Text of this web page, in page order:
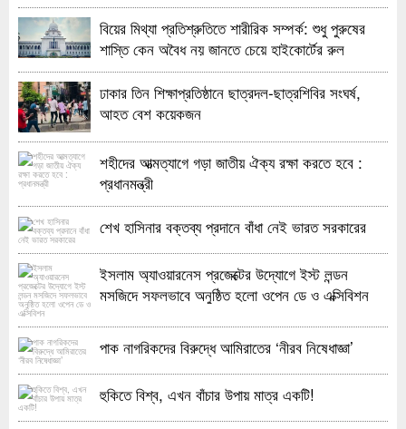
বিয়ের মিথ্যা প্রতিশ্রুতিতে শারীরিক সম্পর্ক: শুধু পুরুষের
শাস্তি কেন অবৈধ নয় জানতে চেয়ে হাইকোর্টের রুল
ঢাকার তিন শিক্ষাপ্রতিষ্ঠানে ছাত্রদল-ছাত্রশিবির সংঘর্ষ,
আহত বেশ কয়েকজন
শহীদের আত্মত্যাগে গড়া জাতীয় ঐক্য রক্ষা করতে হবে :
প্রধানমন্ত্রী
শেখ হাসিনার বক্তব্য প্রদানে বাঁধা নেই ভারত সরকারের
ইসলাম অ্যাওয়ারনেস প্রজেক্টের উদ্যোগে ইস্ট লন্ডন
মসজিদে সফলভাবে অনুষ্ঠিত হলো ওপেন ডে ও এক্সিবিশন
পাক নাগরিকদের বিরুদ্ধে আমিরাতের ‘নীরব নিষেধাজ্ঞা’
হুকিতে বিশ্ব, এখন বাঁচার উপায় মাত্র একটি!